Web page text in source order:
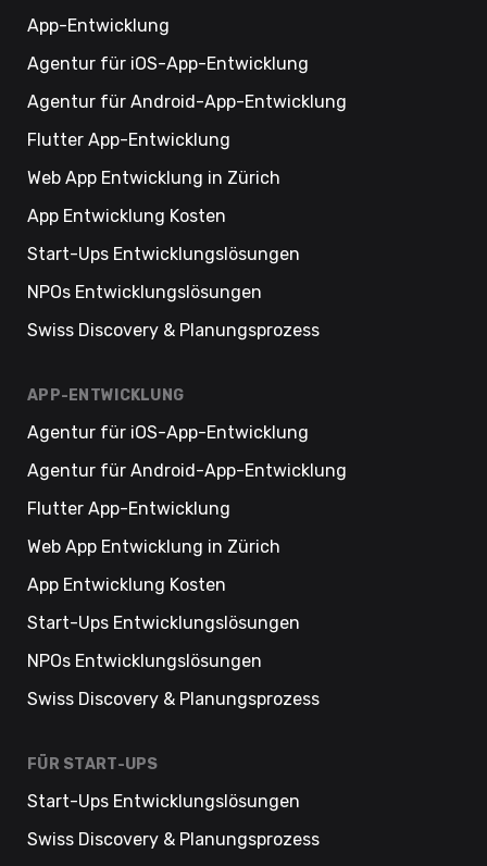
App-Entwicklung
Agentur für iOS-App-Entwicklung
Agentur für Android-App-Entwicklung
Flutter App-Entwicklung
Web App Entwicklung in Zürich
App Entwicklung Kosten
Start-Ups Entwicklungslösungen
NPOs Entwicklungslösungen
Swiss Discovery & Planungsprozess
APP-ENTWICKLUNG
Agentur für iOS-App-Entwicklung
Agentur für Android-App-Entwicklung
Flutter App-Entwicklung
Web App Entwicklung in Zürich
App Entwicklung Kosten
Start-Ups Entwicklungslösungen
NPOs Entwicklungslösungen
Swiss Discovery & Planungsprozess
FÜR START-UPS
Start-Ups Entwicklungslösungen
Swiss Discovery & Planungsprozess